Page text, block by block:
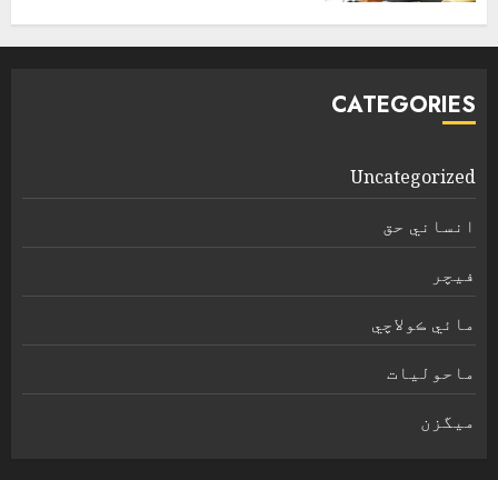
CATEGORIES
Uncategorized
انساني حق
فیچر
مائي ڪولاچي
ماحولیات
ميگزن